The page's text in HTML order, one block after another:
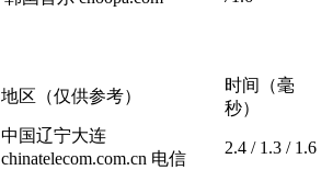
地区（仅供参考）
时间（毫
秒）
中国辽宁大连
chinatelecom.com.cn 电信
2.4 / 1.3 / 1.6